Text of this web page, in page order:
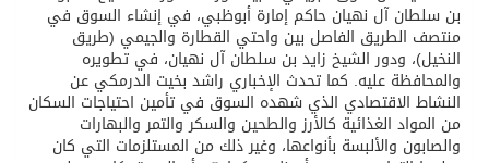
بن سلطان آل نهيان حاكم إمارة أبوظبي، في إنشاء السوق في
منتصف الطريق الفاصل بين واحتي القطارة والجيمي (طريق
النخيل)، ودور الشيخ زايد بن سلطان آل نهيان، في تطويره
والمحافظة عليه. كما تحدث الإخباري راشد بخيت الدرمكي عن
النشاط الاقتصادي الذي شهده السوق في تأمين احتياجات السكان
من المواد الغذائية كالأرز والطحين والسكر والتمر والبهارات
والصابون والألبسة بأنواعها، وغير ذلك من المستلزمات التي كان